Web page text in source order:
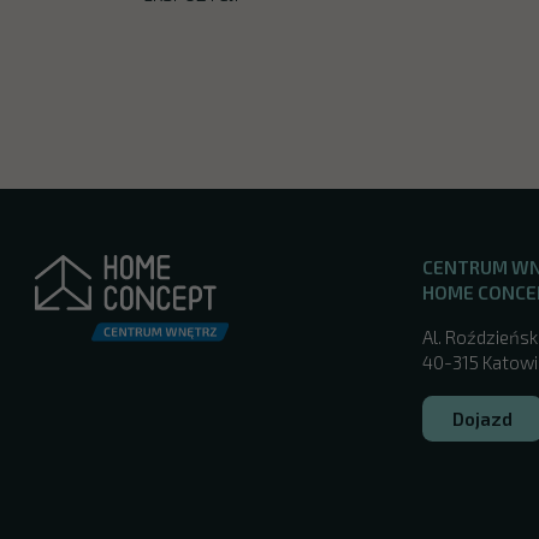
CENTRUM
HOME
Al.
40-315
Dojazd